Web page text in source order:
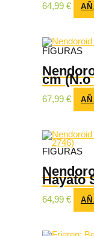
64,99 €
FIGURAS
cm (N.o
67,99 €
FIGURAS
Hayato
64,99 €